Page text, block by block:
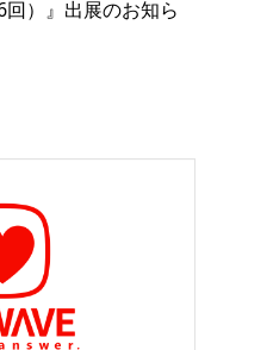
）』出展のお知ら